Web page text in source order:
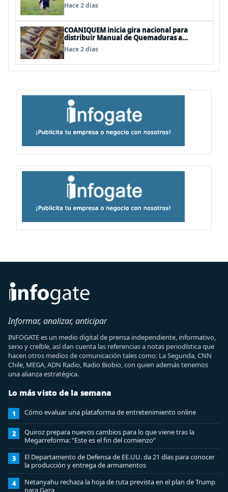
Hace 2 días
COANIQUEM inicia gira nacional para
distribuir Manual de Quemaduras a
profesionales de la salud
Hace 2 días
Informar, analizar, anticipar
INFOGATE es un medio digital de prensa independiente, informativo,
serio y creíble, así dan cuenta las referencias a notas periodística que
hacen otros medios de comunicación tales como: La Segunda, CNN
Chile, MEGA, ADN Radio, Radio Biobio, con quien además tenemos
una alianza estratégica.
Lo más visto de la semana
1 Cómo evaluar una plataforma de entretenimiento online
2
Quiroz prepara nuevos cambios para lo que viene tras la
Megarreforma: “Este es el fin del comienzo”
3
El Departamento de Defensa de EE.UU. da 21 días para conocer
la producción y entrega de armamentos
4
Netanyahu rechaza la hoja de ruta prevista en el plan de Trump
para Gaza